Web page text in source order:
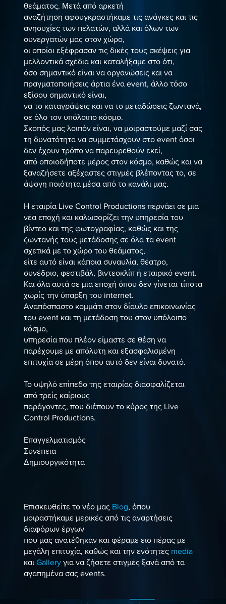
θεάματος. Μετά από αρκετή
αναζήτηση αφουγκραστήκαμε τις ανάγκες και τις
ανησυχίες των πελατών, αλλά και όλων των
συνεργατών μας στον χώρο,
οι οποίοι εξέφρασαν τις δικές τους σκέψεις για
μελλοντικά σχέδια και καταλήξαμε στο ότι,
όσο σημαντικό είναι να οργανώσεις και να
πραγματοποιήσεις άρτια ένα event, άλλο τόσο
εξίσου σημαντικό είναι,
να το καταγράψεις και να το μεταδώσεις ζωντανά,
σε όλο τον υπόλοιπο κόσμο.
Σκοπός μας λοιπόν είναι, να μοιραστούμε μαζί σας
τη δυνατότητα να συμμετάσχουν στο event όσοι
δεν έχουν τρόπο να παρευρεθούν εκεί,
από οποιοδήποτε μέρος στον κόσμο, καθώς και να
ξαναζήσετε αξέχαστες στιγμές βλέποντας το, σε
άψογη ποιότητα μέσα από το κανάλι μας.
Η εταιρία Live Control Productions περνάει σε μια
νέα εποχή και καλωσορίζει την υπηρεσία του
βίντεο και της φωτογραφίας, καθώς και της
ζωντανής τους μετάδοσης σε όλα τα event
σχετικά με το χώρο του θεάματος,
είτε αυτό είναι κάποια συναυλία, θέατρο,
συνέδριο, φεστιβάλ, βιντεοκλίπ ή εταιρικό event.
Και όλα αυτά σε μια εποχή όπου δεν γίνεται τίποτα
χωρίς την ύπαρξη του internet.
Αναπόσπαστο κομμάτι στον δίαυλο επικοινωνίας
του event και τη μετάδοση του στον υπόλοιπο
κόσμο,
υπηρεσία που πλέον είμαστε σε θέση να
παρέχουμε με απόλυτη και εξασφαλισμένη
επιτυχία σε μέρη όπου αυτό δεν είναι δυνατό.
Το υψηλό επίπεδο της εταιρίας διασφαλίζεται
από τρείς καίριους
παράγοντες, που διέπουν το κύρος της Live
Control Productions.
Επαγγελματισμός
Συνέπεια
Δημιουργικότητα
Επισκευθείτε το νέο μας Blog, όπου
μοιραστήκαμε μερικές από τις αναρτήσεις
διαφόρων έργων
που μας ανατέθηκαν και φέραμε εισ πέρας με
μεγάλη επιτυχία, καθώς και την ενότητες media
και Galleryγια να ζήσετε στιγμές ξανά από τα
αγαπημένα σας events.